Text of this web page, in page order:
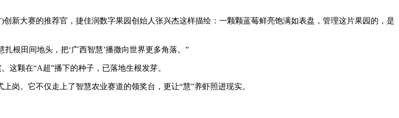
新大赛的推荐官，捷佳润数字果园创始人张兴杰这样描绘：一颗颗蓝莓鲜亮饱满如表盘，管理这片果园的，是
根田间地头，把‘广西智慧’播撒向世界更多角落。”
这颗在“A超”播下的种子，已落地生根发芽。
岗。它不仅走上了智慧农业赛道的领奖台，更让“慧”养虾照进现实。